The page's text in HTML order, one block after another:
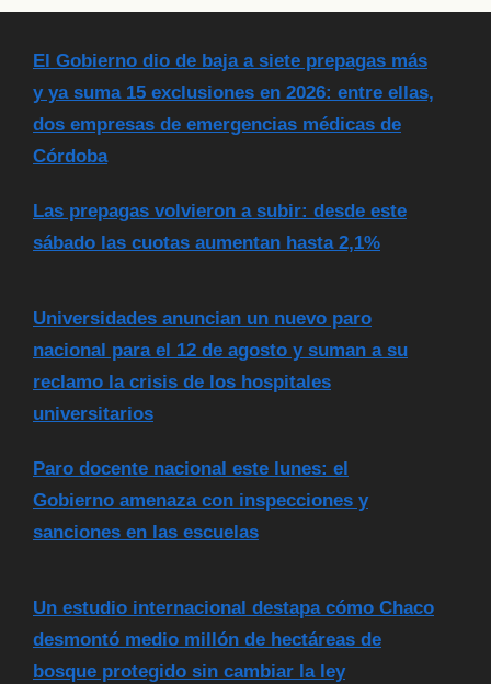
El Gobierno dio de baja a siete prepagas más
y ya suma 15 exclusiones en 2026: entre ellas,
dos empresas de emergencias médicas de
Córdoba
Las prepagas volvieron a subir: desde este
sábado las cuotas aumentan hasta 2,1%
Universidades anuncian un nuevo paro
nacional para el 12 de agosto y suman a su
reclamo la crisis de los hospitales
universitarios
Paro docente nacional este lunes: el
Gobierno amenaza con inspecciones y
sanciones en las escuelas
Un estudio internacional destapa cómo Chaco
desmontó medio millón de hectáreas de
bosque protegido sin cambiar la ley